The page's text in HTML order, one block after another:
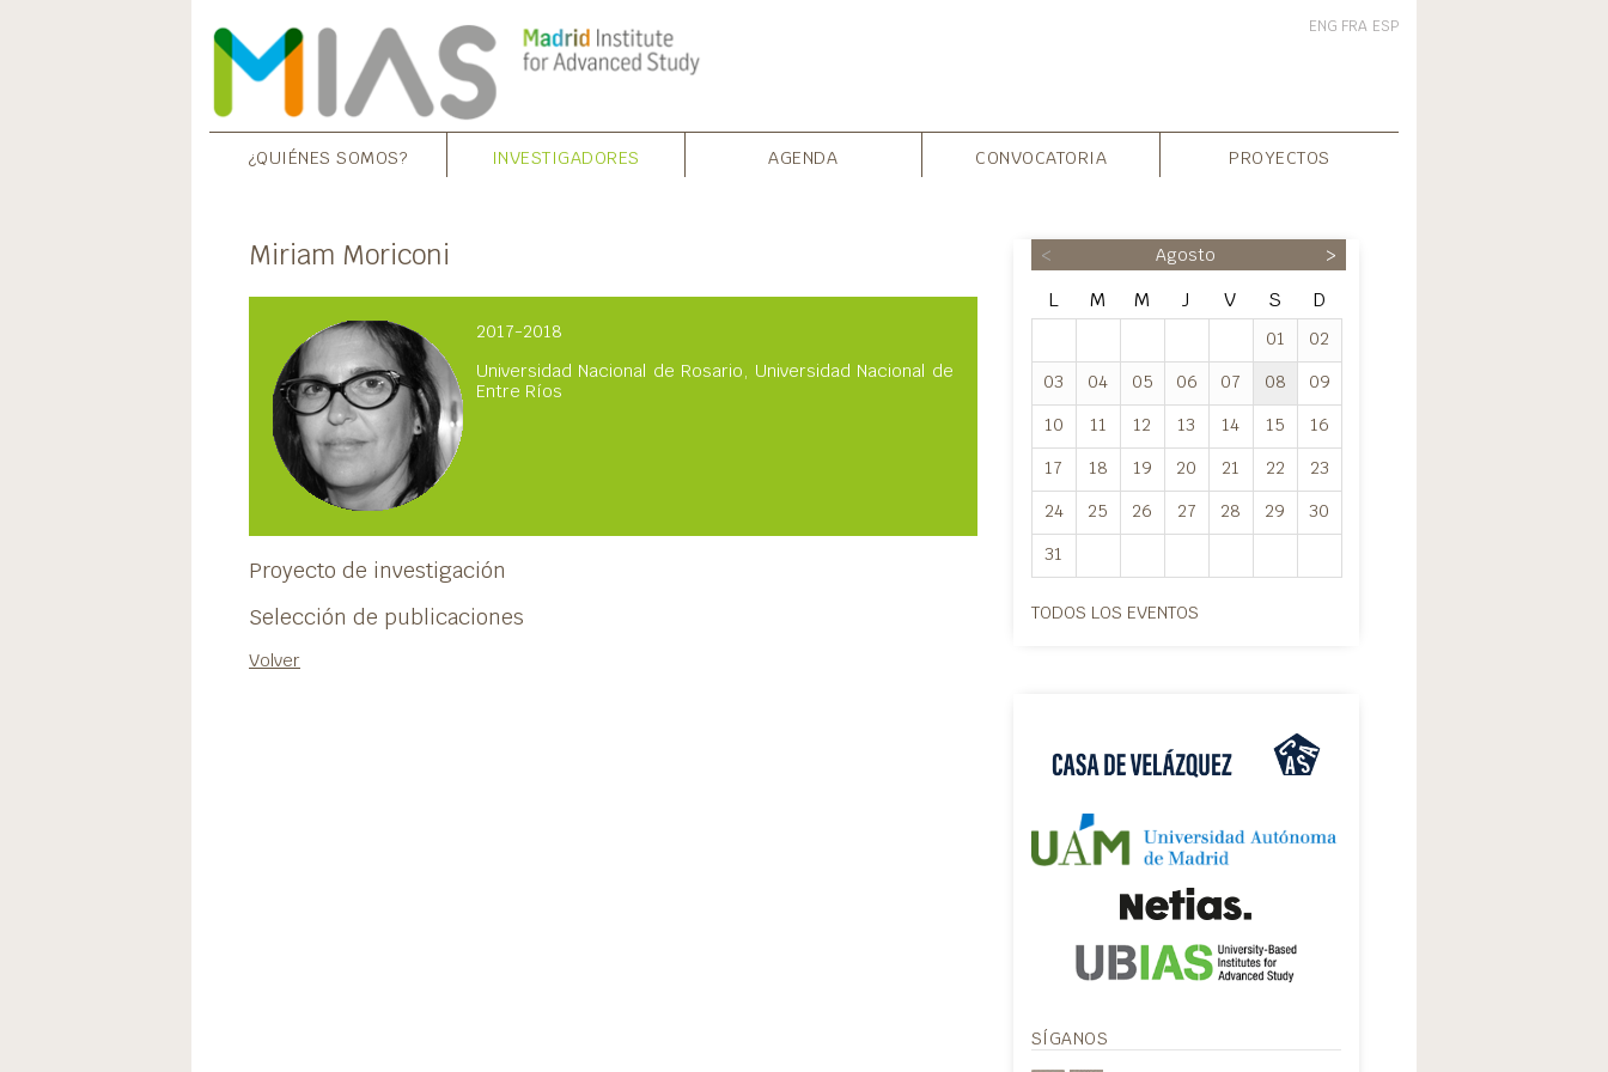
ENG FRA ESP
¿QUIÉNES SOMOS? INVESTIGADORES AGENDA CONVOCATORIA PROYECTOS
Miriam Moriconi
2017-2018
Universidad Nacional de Rosario, Universidad Nacional de
Entre Ríos
Proyecto de investigación
Selección de publicaciones
Volver
< Agosto >
L M M J V S D
01
02
03
04 05 06 07 08
09
10
11 12 13 14 15
16
17
18 19 20 21 22
23
24
25 26 27 28 29
30
31
TODOS LOS EVENTOS
SÍGANOS